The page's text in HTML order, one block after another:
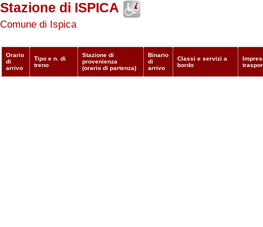
Stazione di ISPICA
Comune di Ispica
Orario
di
arrivo
Tipo e n. di
treno
Stazione di
provenienza
(orario di partenza)
Binario
di
arrivo
Classi e servizi a
bordo